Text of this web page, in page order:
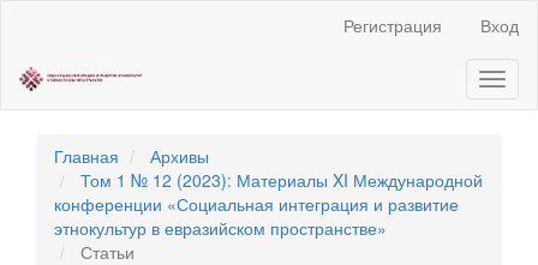
содержанию
страницы
навигация
Основное
содержание
Боковая
панель
Регистрация Вход
Главная
Архивы
Том 1 № 12 (2023): Материалы XI Международной
конференции «Социальная интеграция и развитие
этнокультур в евразийском пространстве»
Статьи